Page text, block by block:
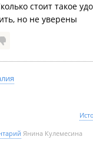
стоит такое
но не уверены
Янина Кулемесина